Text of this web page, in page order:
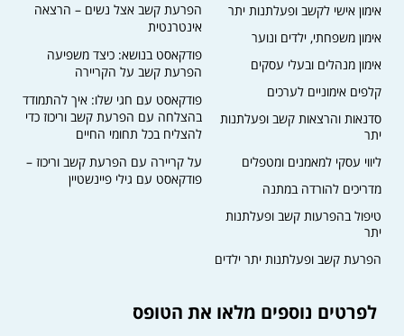
אימון אישי לקשב ופעלתנות יתר
אימון משפחתי, ילדים ונוער
אימון מנהלים ובעלי עסקים
קלפים אימוניים לערכים
סדנאות והרצאות קשב ופעלתנות
יתר
ליווי עסקי למאמנים ומטפלים
מדריכים להורדה במתנה
טיפול בהפרעות קשב ופעלתנות
יתר
הפרעת קשב ופעלתנות יתר ילדים
הפרעת קשב אצל נשים – הרצאה
אינטרנטית
פודקאסט בנושא: כיצד משפיעה
הפרעת קשב על הקריירה​
פודקאסט עם חגי שלו: איך להתמודד
בהצלחה עם הפרעת קשב וריכוז כדי
להצליח בכל תחומי החיים
על קריירה עם הפרעת קשב וריכוז –
פודקאסט עם גילי פיינשטיין
לפרטים נוספים מלאו את הטופס